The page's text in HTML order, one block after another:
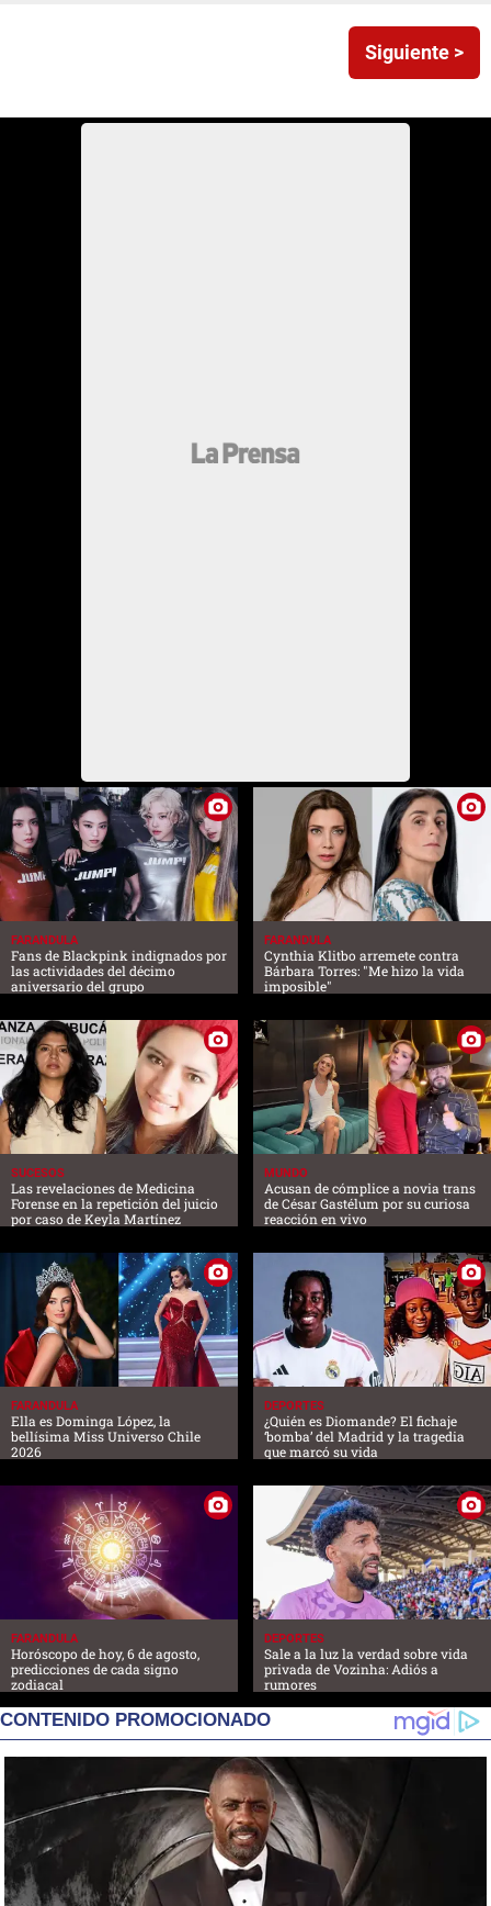
Siguiente >
FARANDULA
Fans de Blackpink indignados por
las actividades del décimo
aniversario del grupo
FARANDULA
Cynthia Klitbo arremete contra
Bárbara Torres: "Me hizo la vida
imposible"
SUCESOS
Las revelaciones de Medicina
Forense en la repetición del juicio
por caso de Keyla Martínez
MUNDO
Acusan de cómplice a novia trans
de César Gastélum por su curiosa
reacción en vivo
FARANDULA
Ella es Dominga López, la
bellísima Miss Universo Chile
2026
DEPORTES
¿Quién es Diomande? El fichaje
‘bomba’ del Madrid y la tragedia
que marcó su vida
FARANDULA
Horóscopo de hoy, 6 de agosto,
predicciones de cada signo
zodiacal
DEPORTES
Sale a la luz la verdad sobre vida
privada de Vozinha: Adiós a
rumores
CONTENIDO PROMOCIONADO